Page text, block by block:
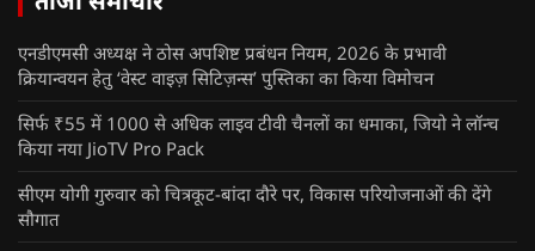
एनडीएमसी अध्यक्ष ने ठोस अपशिष्ट प्रबंधन नियम, 2026 के प्रभावी
क्रियान्वयन हेतु ‘वेस्ट वाइज़ सिटिज़न्स’ पुस्तिका का किया विमोचन
सिर्फ ₹55 में 1000 से अधिक लाइव टीवी चैनलों का धमाका, जियो ने लॉन्च
किया नया JioTV Pro Pack
सीएम योगी गुरुवार को चित्रकूट-बांदा दौरे पर, विकास परियोजनाओं की देंगे
सौगात